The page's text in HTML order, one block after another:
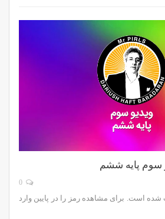
سوم پایه ششم
شده است. برای مشاهده رمز را در پایین وارد